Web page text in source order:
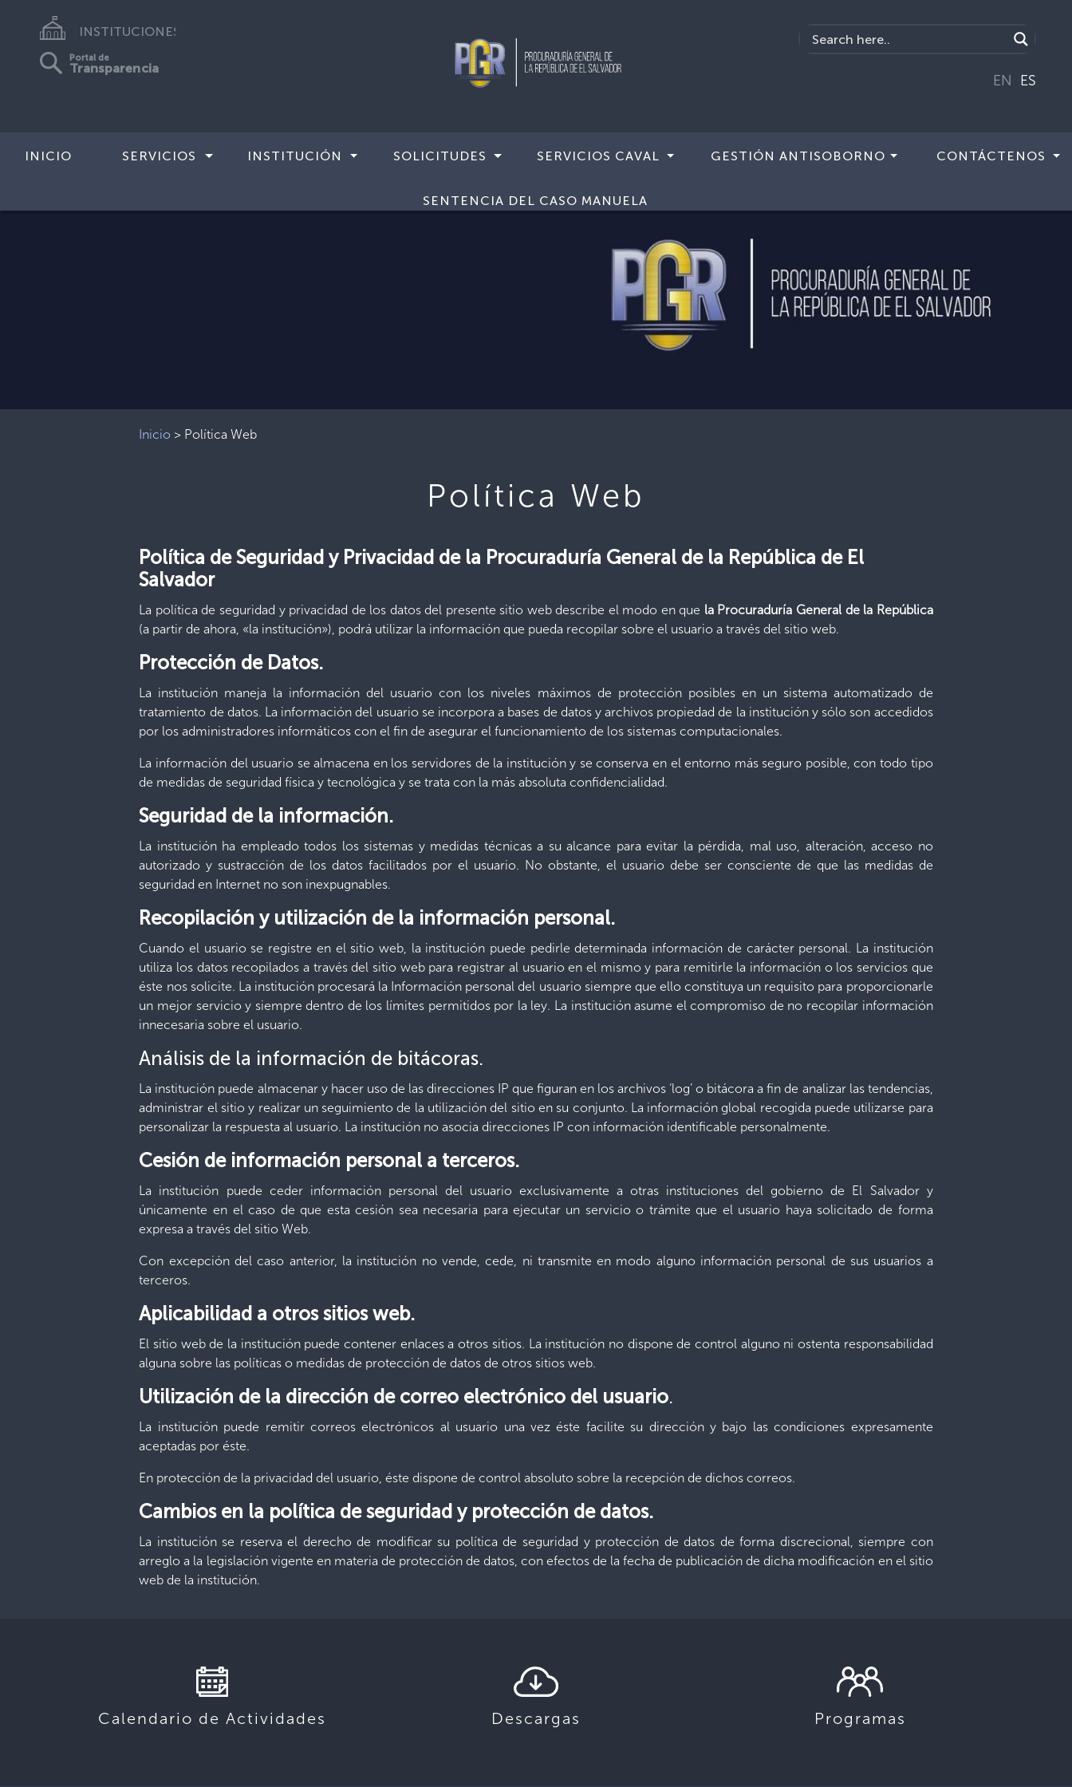
INSTITUCIONES
Portal de
Transparencia
EN ES
INICIO SERVICIOS INSTITUCIÓN SOLICITUDES SERVICIOS CAVAL GESTIÓN ANTISOBORNO CONTÁCTENOS
SENTENCIA DEL CASO MANUELA
Inicio > Política Web
Política Web
Política de Seguridad y Privacidad de la Procuraduría General de la República de El
Salvador
La política de seguridad y privacidad de los datos del presente sitio web describe el modo en que la Procuraduría General de la República
(a partir de ahora, «la institución»), podrá utilizar la información que pueda recopilar sobre el usuario a través del sitio web.
Protección de Datos.
La institución maneja la información del usuario con los niveles máximos de protección posibles en un sistema automatizado de
tratamiento de datos. La información del usuario se incorpora a bases de datos y archivos propiedad de la institución y sólo son accedidos
por los administradores informáticos con el fin de asegurar el funcionamiento de los sistemas computacionales.
La información del usuario se almacena en los servidores de la institución y se conserva en el entorno más seguro posible, con todo tipo
de medidas de seguridad física y tecnológica y se trata con la más absoluta confidencialidad.
Seguridad de la información.
La institución ha empleado todos los sistemas y medidas técnicas a su alcance para evitar la pérdida, mal uso, alteración, acceso no
autorizado y sustracción de los datos facilitados por el usuario. No obstante, el usuario debe ser consciente de que las medidas de
seguridad en Internet no son inexpugnables.
Recopilación y utilización de la información personal.
Cuando el usuario se registre en el sitio web, la institución puede pedirle determinada información de carácter personal. La institución
utiliza los datos recopilados a través del sitio web para registrar al usuario en el mismo y para remitirle la información o los servicios que
éste nos solicite. La institución procesará la Información personal del usuario siempre que ello constituya un requisito para proporcionarle
un mejor servicio y siempre dentro de los límites permitidos por la ley. La institución asume el compromiso de no recopilar información
innecesaria sobre el usuario.
Análisis de la información de bitácoras.
La institución puede almacenar y hacer uso de las direcciones IP que figuran en los archivos ‘log’ o bitácora a fin de analizar las tendencias,
administrar el sitio y realizar un seguimiento de la utilización del sitio en su conjunto. La información global recogida puede utilizarse para
personalizar la respuesta al usuario. La institución no asocia direcciones IP con información identificable personalmente.
Cesión de información personal a terceros.
La institución puede ceder información personal del usuario exclusivamente a otras instituciones del gobierno de El Salvador y
únicamente en el caso de que esta cesión sea necesaria para ejecutar un servicio o trámite que el usuario haya solicitado de forma
expresa a través del sitio Web.
Con excepción del caso anterior, la institución no vende, cede, ni transmite en modo alguno información personal de sus usuarios a
terceros.
Aplicabilidad a otros sitios web.
El sitio web de la institución puede contener enlaces a otros sitios. La institución no dispone de control alguno ni ostenta responsabilidad
alguna sobre las políticas o medidas de protección de datos de otros sitios web.
Utilización de la dirección de correo electrónico del usuario.
La institución puede remitir correos electrónicos al usuario una vez éste facilite su dirección y bajo las condiciones expresamente
aceptadas por éste.
En protección de la privacidad del usuario, éste dispone de control absoluto sobre la recepción de dichos correos.
Cambios en la política de seguridad y protección de datos.
La institución se reserva el derecho de modificar su política de seguridad y protección de datos de forma discrecional, siempre con
arreglo a la legislación vigente en materia de protección de datos, con efectos de la fecha de publicación de dicha modificación en el sitio
web de la institución.
Calendario de Actividades Descargas Programas